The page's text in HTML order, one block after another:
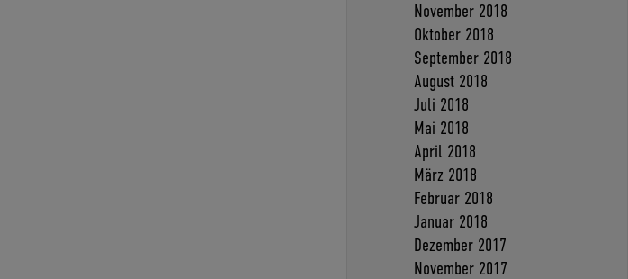
November 2018
Oktober 2018
September 2018
August 2018
Juli 2018
Mai 2018
April 2018
März 2018
Februar 2018
Januar 2018
Dezember 2017
November 2017